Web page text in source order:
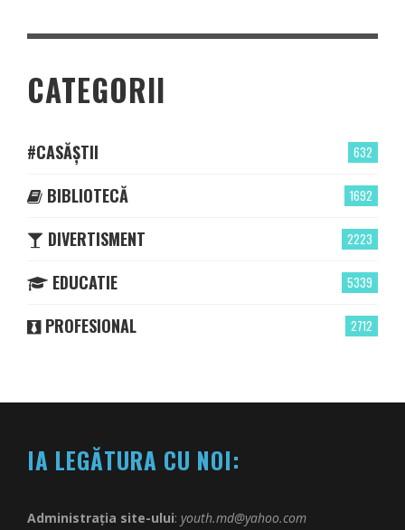
CATEGORII
632
#CASĂȘTII
1692
BIBLIOTECĂ
2223
DIVERTISMENT
5339
EDUCATIE
2712
PROFESIONAL
IA LEGĂTURA CU NOI:
Administrația site-ului: youth.md@yahoo.com